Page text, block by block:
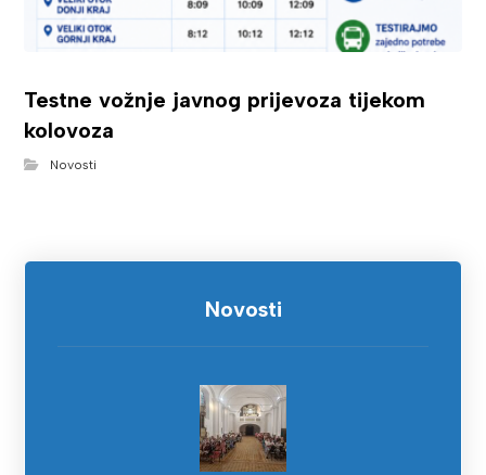
Testne vožnje javnog prijevoza tijekom
kolovoza
Novosti
Novosti